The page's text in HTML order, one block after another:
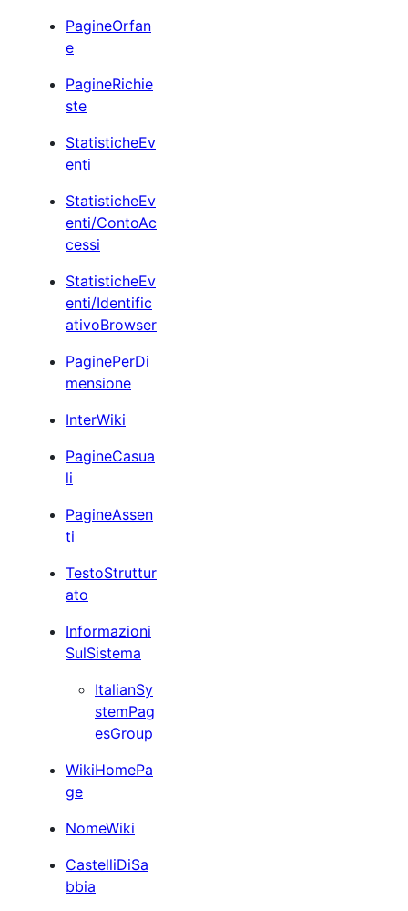
PagineOrfan
e
PagineRichie
ste
StatisticheEv
enti
StatisticheEv
enti/ContoAc
cessi
StatisticheEv
enti/Identific
ativoBrowser
PaginePerDi
mensione
InterWiki
PagineCasua
li
PagineAssen
ti
TestoStruttur
ato
Informazioni
SulSistema
ItalianSy
stemPag
esGroup
WikiHomePa
ge
NomeWiki
CastelliDiSa
bbia